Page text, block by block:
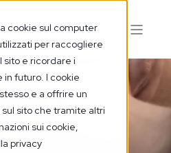
cookie sul computer
per raccogliere
sito e ricordare i
futuro. I cookie
e a offrire un
sito che tramite altri
sui cookie,
privacy